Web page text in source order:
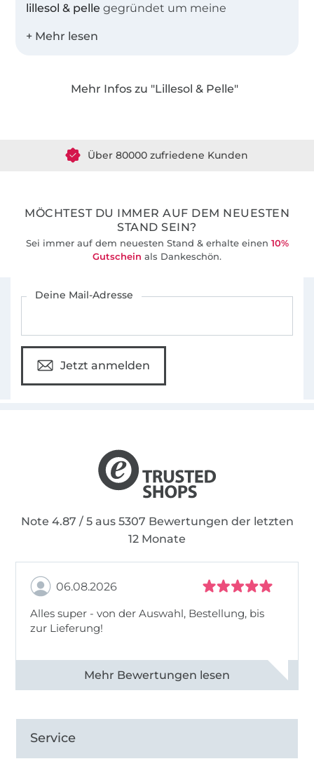
lillesol & pelle gegründet um meine
Schnittmustern und Anleitungen mit
Schnittmuster als EBook oder
Die Schnittmuster sind besonders beliebt auf
Grund ihrer umfangreichen Schritt-für-Schritt-
bieten wir für viele unserer Schnittmuster
Youtube-Kanal an.
Mehr Infos zu "Lillesol & Pelle"
MÖCHTEST DU IMMER AUF DEM NEUESTEN
STAND SEIN?
Sei immer auf dem neuesten Stand & erhalte einen 10%
Gutschein als Dankeschön.
Deine Mail-Adresse
Jetzt anmelden
Note 4.87 / 5 aus 5307 Bewertungen der letzten
12 Monate
06.08.2026
Alles super - von der Auswahl, Bestellung, bis
zur Lieferung!
Alle 82968 Bewertungen ansehen
Service